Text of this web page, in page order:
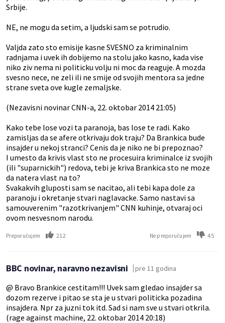
Srbije.
NE, ne mogu da setim, a ljudski sam se potrudio.
Valjda zato sto emisije kasne SVESNO za kriminalnim
radnjama i uvek ih dobijemo na stolu jako kasno, kada vise
niko ziv nema ni politicku volju ni moc da reaguje. A mozda
svesno nece, ne zeli ili ne smije od svojih mentora sa jedne
strane sveta ove kugle zemaljske.
(Nezavisni novinar CNN-a, 22. oktobar 2014 21:05)
Kako tebe lose vozi ta paranoja, bas lose te radi. Kako
zamisljas da se afere otkrivaju dok traju? Da Brankica bude
insajder u nekoj stranci? Cenis da je niko ne bi prepoznao?
I umesto da krivis vlast sto ne procesuira kriminalce iz svojih
(ili "suparnickih") redova, tebi je kriva Brankica sto ne moze
da natera vlast na to?
Svakakvih gluposti sam se nacitao, ali tebi kapa dole za
paranoju i okretanje stvari naglavacke. Samo nastavi sa
samouverenim "razotkrivanjem" CNN kuhinje, otvaraj oci
ovom nesvesnom narodu.
Preporučujem 212 Ne preporučujem 45
BBC novinar, naravno nezavisni pre 11 godina
@ Bravo Brankice cestitam!!! Uvek sam gledao insajder sa
dozom rezerve i pitao se sta je u stvari politicka pozadina
insajdera. Npr za juzni tok itd. Sad si nam sve u stvari otkrila.
(rage against machine, 22. oktobar 2014 20:18)